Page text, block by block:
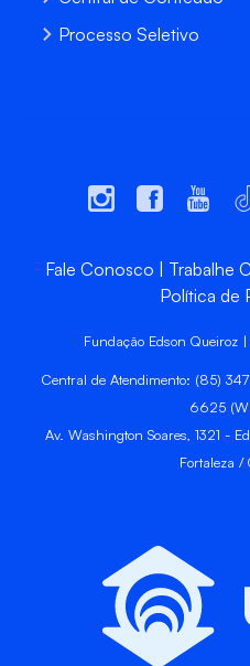
Processo Seletivo
Fale Conosco Trabalhe
Política de
Fundação Edson Queiroz
Central de Atendimento: (85)
6625
Av. Washington Soares, 1321 -
Fortaleza /